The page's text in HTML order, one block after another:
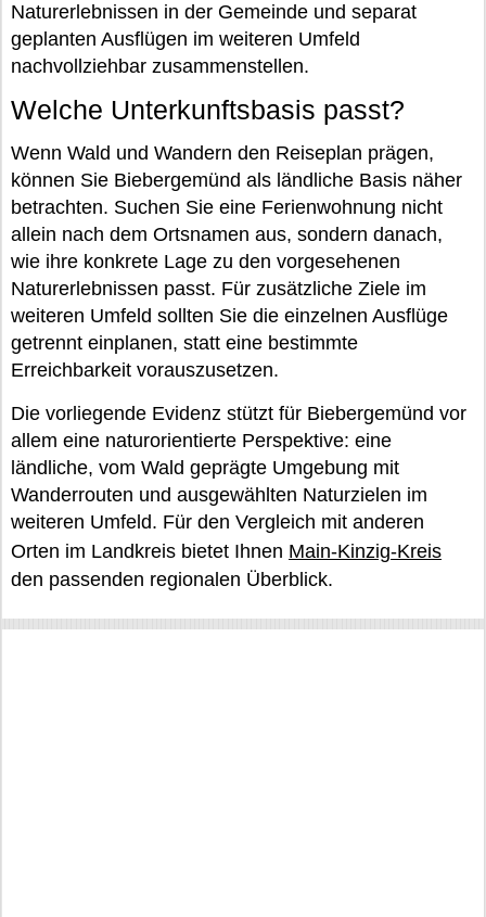
Naturerlebnissen in der Gemeinde und separat
geplanten Ausflügen im weiteren Umfeld
nachvollziehbar zusammenstellen.
Welche Unterkunftsbasis passt?
Wenn Wald und Wandern den Reiseplan prägen,
können Sie Biebergemünd als ländliche Basis näher
betrachten. Suchen Sie eine Ferienwohnung nicht
allein nach dem Ortsnamen aus, sondern danach,
wie ihre konkrete Lage zu den vorgesehenen
Naturerlebnissen passt. Für zusätzliche Ziele im
weiteren Umfeld sollten Sie die einzelnen Ausflüge
getrennt einplanen, statt eine bestimmte
Erreichbarkeit vorauszusetzen.
Die vorliegende Evidenz stützt für Biebergemünd vor
allem eine naturorientierte Perspektive: eine
ländliche, vom Wald geprägte Umgebung mit
Wanderrouten und ausgewählten Naturzielen im
weiteren Umfeld. Für den Vergleich mit anderen
Orten im Landkreis bietet Ihnen Main-Kinzig-Kreis
den passenden regionalen Überblick.